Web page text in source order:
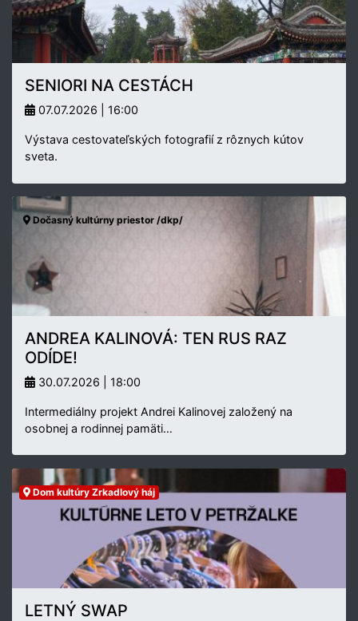
SENIORI NA CESTÁCH
07.07.2026 | 16:00
Výstava cestovateľských fotografií z rôznych kútov
sveta.
Dočasný kultúrny priestor /dkp/
ANDREA KALINOVÁ: TEN RUS RAZ
ODÍDE!
30.07.2026 | 18:00
Intermediálny projekt Andrei Kalinovej založený na
osobnej a rodinnej pamäti…
Dom kultúry Zrkadlový háj
LETNÝ SWAP